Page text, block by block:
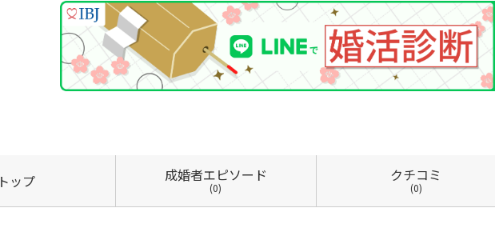
トップ 成婚者エピソード
(0)
クチコミ
(0)